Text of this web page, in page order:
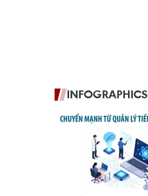
INFOGRAPHICS